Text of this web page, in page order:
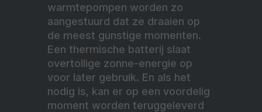
warmtepompen worden zo
aangestuurd dat ze draaien op
de meest gunstige momenten.
Een thermische batterij slaat
overtollige zonne-energie op
voor later gebruik. En als het
nodig is, kan er op een voordelig
moment worden teruggeleverd